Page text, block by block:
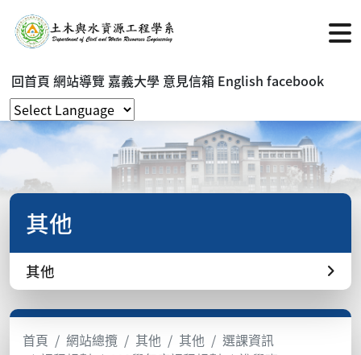
回首頁 網站導覽 嘉義大學 意見信箱 English facebook
其他
其他
首頁 網站總攬 其他 其他
選課資訊